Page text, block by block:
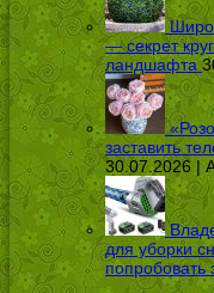
— секрет
ландшафта
заставить
30.07.2026 |
для уборки
попробовать